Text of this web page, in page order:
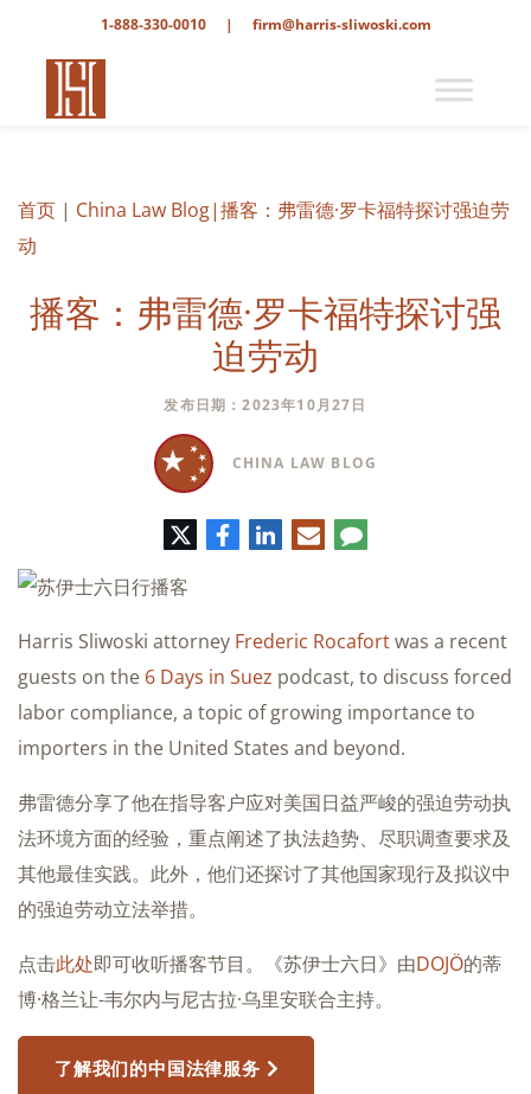
1-888-330-0010 | firm@harris-sliwoski.com
首页 | China Law Blog|播客：弗雷德·罗卡福特探讨强迫劳
动
播客：弗雷德·罗卡福特探讨强
迫劳动
发布日期：2023年10月27日
CHINA LAW BLOG
特
脸
书
领
英
电
子
评
论
Harris Sliwoski attorney Frederic Rocafortwas a recent
guests on the 6 Days in Suez podcast, to discuss forced
labor compliance, a topic of growing importance to
importers in the United States and beyond.
弗雷德分享了他在指导客户应对美国日益严峻的强迫劳动执
法环境方面的经验，重点阐述了执法趋势、尽职调查要求及
其他最佳实践。此外，他们还探讨了其他国家现行及拟议中
的强迫劳动立法举措。
点击此处即可收听播客节目。《苏伊士六日》由DOJÖ的蒂
博·格兰让-韦尔内与尼古拉·乌里安联合主持。
了解我们的中国法律服务